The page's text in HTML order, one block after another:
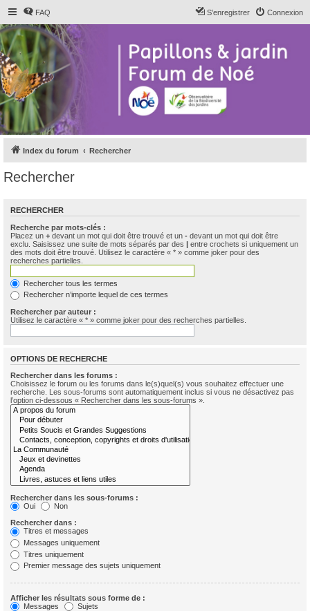
FAQ Connexion
S’enregistrer
Index du forum Rechercher
Rechercher
RECHERCHER
Recherche par mots-clés :
Placez un + devant un mot qui doit être trouvé et un - devant un mot qui doit être
exclu. Saisissez une suite de mots séparés par des | entre crochets si uniquement un
des mots doit être trouvé. Utilisez le caractère « * » comme joker pour des
recherches partielles.
Rechercher tous les termes
Rechercher n’importe lequel de ces termes
Rechercher par auteur :
Utilisez le caractère « * » comme joker pour des recherches partielles.
OPTIONS DE RECHERCHE
Rechercher dans les forums :
Choisissez le forum ou les forums dans le(s)quel(s) vous souhaitez effectuer une
recherche. Les sous-forums sont automatiquement inclus si vous ne désactivez pas
l’option ci-dessous « Rechercher dans les sous-forums ».
Rechercher dans les sous-forums :
Oui
Non
Rechercher dans :
Titres et messages
Messages uniquement
Titres uniquement
Premier message des sujets uniquement
Afficher les résultats sous forme de :
Messages
Sujets